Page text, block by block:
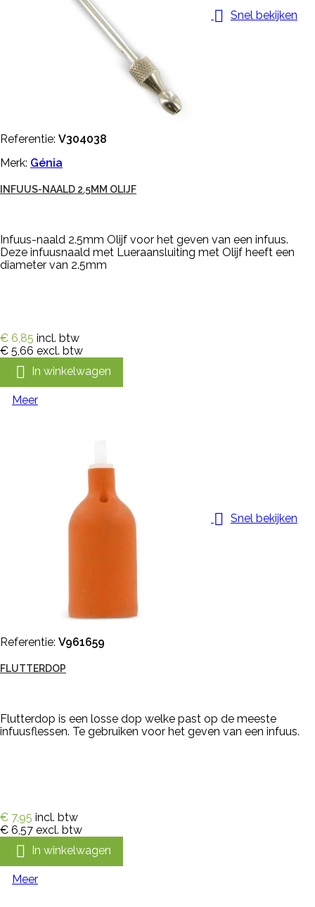
 Snel bekijken
Referentie: V304038
Merk: Génia
INFUUS-NAALD 2.5MM OLIJF
Infuus-naald 2.5mm Olijf voor het geven van een infuus.
Deze infuusnaald met Lueraansluiting met Olijf heeft een
diameter van 2.5mm
€ 6,85 incl. btw
€ 5,66 excl. btw
 In winkelwagen
Meer
 Snel bekijken
Referentie: V961659
FLUTTERDOP
Flutterdop is een losse dop welke past op de meeste
infuusflessen. Te gebruiken voor het geven van een infuus.
€ 7,95 incl. btw
€ 6,57 excl. btw
 In winkelwagen
Meer